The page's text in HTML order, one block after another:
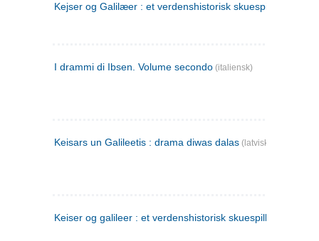
Kejser og Galilæer : et verdenshistorisk skuespil
I drammi di Ibsen. Volume secondo (italiensk)
Keisars un Galileetis : drama diwas dalas (latvisk)
Keiser og galileer : et verdenshistorisk skuespill (1873)